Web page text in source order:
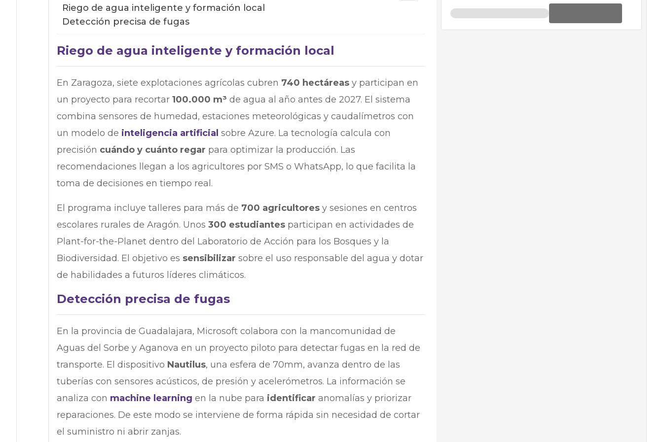
Riego de agua inteligente y formación local
Detección precisa de fugas
Riego de agua inteligente y formación local
En Zaragoza, siete explotaciones agrícolas cubren 740 hectáreasy participan en
un proyecto para recortar 100.000 m³ de agua al año antes de 2027. El sistema
combina sensores de humedad, estaciones meteorológicas y caudalímetros con
un modelo de inteligencia artificial sobre Azure. La tecnología calcula con
precisión cuándo y cuánto regar para optimizar la producción. Las
recomendaciones llegan a los agricultores por SMS o WhatsApp, lo que facilita la
toma de decisiones en tiempo real.
El programa incluye talleres para más de 700 agricultoresy sesiones en centros
escolares rurales de Aragón. Unos 300 estudiantesparticipan en actividades de
Plant-for-the-Planet dentro del Laboratorio de Acción para los Bosques y la
Biodiversidad. El objetivo es sensibilizar sobre el uso responsable del agua y dotar
de habilidades a futuros líderes climáticos.
Detección precisa de fugas
En la provincia de Guadalajara, Microsoft colabora con la mancomunidad de
Aguas del Sorbe y Aganova en un proyecto piloto para detectar fugas en la red de
transporte. El dispositivo Nautilus, una esfera de 70mm, avanza dentro de las
tuberías con sensores acústicos, de presión y acelerómetros. La información se
analiza con machine learning en la nube para identificar anomalías y priorizar
reparaciones. De este modo se interviene de forma rápida sin necesidad de cortar
el suministro ni abrir zanjas.